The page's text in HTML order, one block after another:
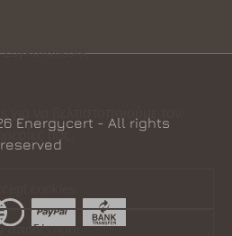
Συγκατάθεσης
μας.
αποδέχομαι
Energycert - All rights
reserved